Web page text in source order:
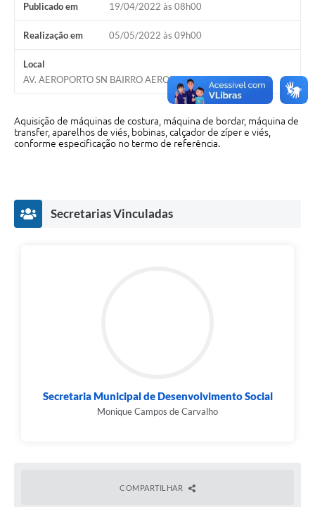
Links e Sites
Arquivos para Download
Diário Oficial
Links
Serviços Online
SIC
Publicado em 19/04/2022 às 08h00
Realização em 05/05/2022 às 09h00
Local
AV. AEROPORTO SN BAIRRO AEROPORTO JANUARIA/MG
Aquisição de máquinas de costura, máquina de bordar, máquina de
transfer, aparelhos de viés, bobinas, calçador de zíper e viés,
conforme especificação no termo de referência.
Secretarias Vinculadas
Secretaria Municipal de Desenvolvimento Social
Monique Campos de Carvalho
COMPARTILHAR